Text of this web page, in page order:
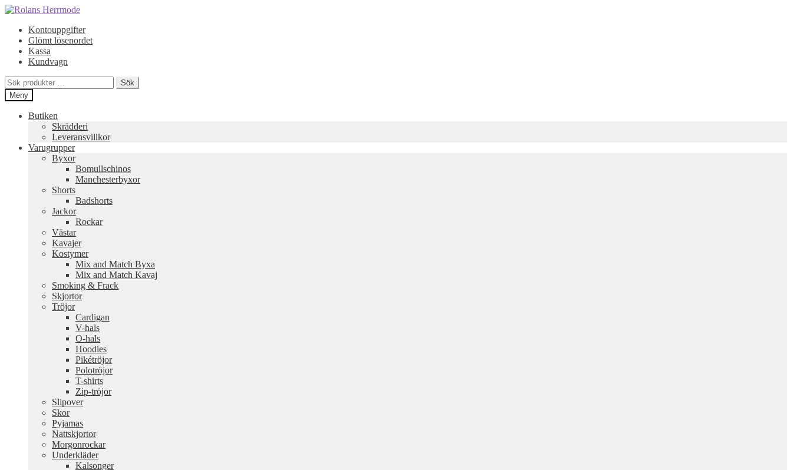
Hoppa
navigering
Hoppa
innehållKontouppgifter
Glömt lösenordet
Kassa
Kundvagn
Sök
efter:
Sök
Meny
Butiken
Skrädderi
Leveransvillkor
Varugrupper
Byxor
Bomullschinos
Manchesterbyxor
Shorts
Badshorts
Jackor
Rockar
Västar
Kavajer
Kostymer
Mix and Match Byxa
Mix and Match Kavaj
Smoking & Frack
Skjortor
Tröjor
Cardigan
V-hals
O-hals
Hoodies
Pikétröjor
Polotröjor
T-shirts
Zip-tröjor
Slipover
Skor
Pyjamas
Nattskjortor
Morgonrockar
Underkläder
Kalsonger